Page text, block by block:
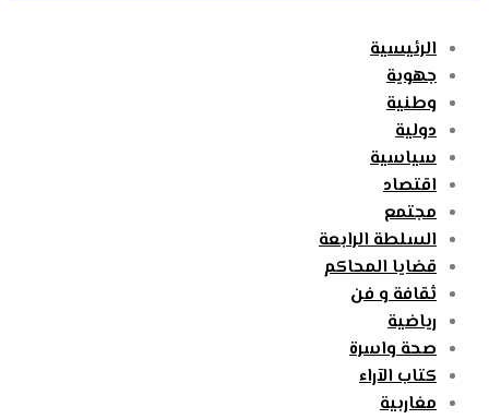
الرئيسية
جهوية
وطنية
دولية
سياسية
اقتصاد
مجتمع
السلطة الرابعة
قضايا المحاكم
ثقافة و فن
رياضية
صحة واسرة
كتاب الآراء
مغاربية